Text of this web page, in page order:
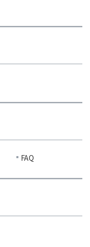
FAQ